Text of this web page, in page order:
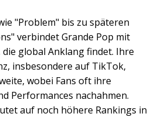
"Problem" bis zu späteren
verbindet Grande Pop mit
die global Anklang findet. Ihre
insbesondere auf TikTok,
wobei Fans oft ihre
Performances nachahmen.
auf noch höhere Rankings in